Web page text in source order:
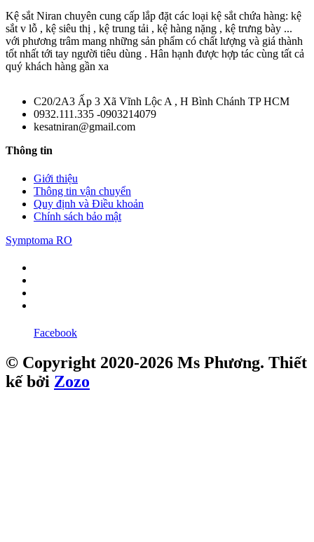
Kệ sắt Niran chuyên cung cấp lắp đặt các loại kệ sắt chứa hàng: kệ
sắt v lỗ , kệ siêu thị , kệ trung tải , kệ hàng nặng , kệ trưng bày ...
với phương trâm mang những sản phẩm có chất lượng và giá thành
tốt nhất tới tay người tiêu dùng . Hân hạnh được hợp tác cùng tất cả
quý khách hàng gần xa
C20/2A3 Ấp 3 Xã Vĩnh Lộc A , H Bình Chánh TP HCM
0932.111.335 -0903214079
kesatniran@gmail.com
Thông tin
Giới thiệu
Thông tin vận chuyển
Quy định và Điều khoản
Chính sách bảo mật
Symptoma RO
Facebook
© Copyright 2020-2026 Ms Phương. Thiết
kế bởi Zozo